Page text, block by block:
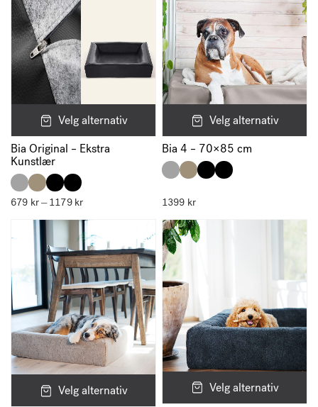
Velg alternativ
Bia Original – Ekstra
Kunstlær
679 kr– 1179 krPrisområde:
til
1179 kr
Velg alternativ
Bia 4 – 70×85 cm
1399 kr
Velg alternativ
Velg alternativ